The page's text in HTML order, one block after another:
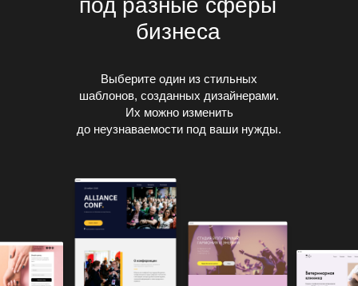
под разные сферы
бизнеса
Выберите один из стильных
шаблонов, созданных дизайнерами.
Их можно изменить
до неузнаваемости под ваши нужды.